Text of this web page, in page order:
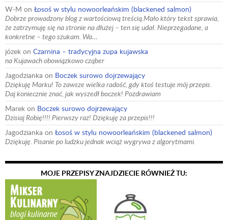
W-M on Łosoś w stylu nowoorleańskim (blackened salmon)
Dobrze prowadzony blog z wartościową treścią.Mało który tekst sprawia,
że zatrzymuję się na stronie na dłużej – ten się udał. Nieprzegadane, a
konkretne – tego szukam. Wa…
józek on Czarnina – tradycyjna zupa kujawska
na Kujawach obowiązkowo cząber
Jagodzianka on Boczek surowo dojrzewający
Dziękuję Marku! To zawsze wielka radość, gdy ktoś testuje mój przepis.
Daj koniecznie znać, jak wyszedł boczek! Pozdrawiam
Marek on Boczek surowo dojrzewający
Dzisiaj Robię!!!! Pierwszy raz! Dziękuję za przepis!!!
Jagodzianka on Łosoś w stylu nowoorleańskim (blackened salmon)
Dziękuję. Pisanie po ludzku jednak wciąż wygrywa z algorytmami.
MOJE PRZEPISY ZNAJDZIECIE RÓWNIEŻ TU: